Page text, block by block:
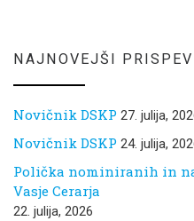
NAJNOVEJŠI
Novičnik DSKP 27. julija,
Novičnik DSKP 24. julija,
Polička nominiranih in
Vasje Cerarja
22. julija, 2026